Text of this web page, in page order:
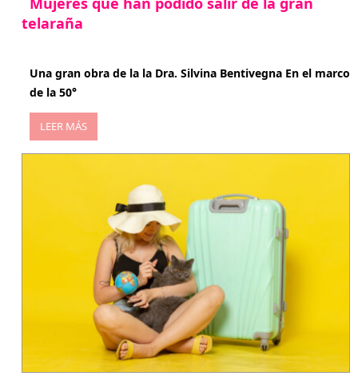
telaraña
Una gran obra de la la Dra. Silvina Bentivegna En el marco
de la 50°
LEER MÁS